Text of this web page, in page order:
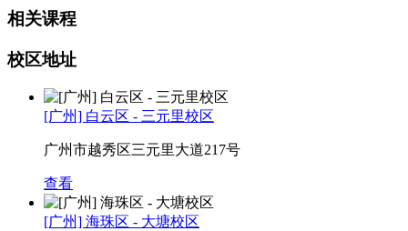
相关课程
校区地址
[广州] 白云区 - 三元里校区
广州市越秀区三元里大道217号
查看
[广州] 海珠区 - 大塘校区